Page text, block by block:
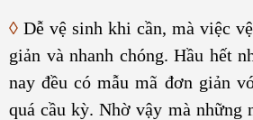
◊ Dễ vệ sinh khi cần, mà việc
giản và nhanh chóng. Hầu hết
nay đều có mẫu mã đơn giản
quá cầu kỳ. Nhờ vậy mà những